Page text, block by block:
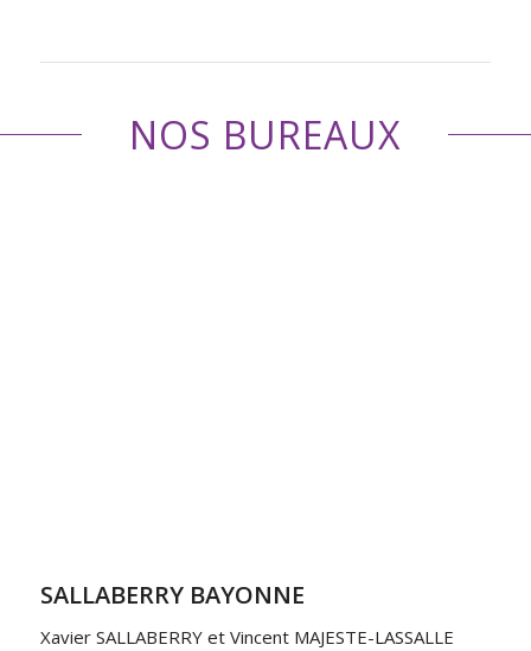
NOS BUREAUX
SALLABERRY BAYONNE
Xavier SALLABERRY et Vincent MAJESTE-LASSALLE